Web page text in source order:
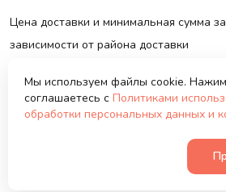
Цена доставки и минимальная сумма
зависимости от района доставки
Время доставки заказа- от 60 минут,
доставки определяется
оператором.
Заказ может быть доставлен на 20
Мы используем файлы cookie.
соглашаетесь с Политиками
обработки персональных данных и